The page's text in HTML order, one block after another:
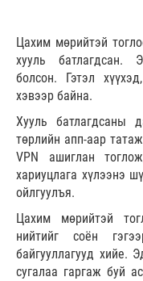
Цахим мөрийтэй
хууль батлагдсан.
болсон. Гэтэл
хэвээр байна.
Хууль батлагдсаны
төрлийн апп-аар
VPN ашиглан
хариуцлага хүлээнэ
ойлгуулъя.
Цахим мөрийтэй
нийтийг соён
байгууллагууд хийе.
сугалаа гаргаж буй